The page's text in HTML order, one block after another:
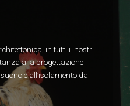
in tutti i nostri
alla progettazione
e all’isolamento dal